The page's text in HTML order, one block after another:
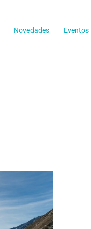
Novedades Eventos